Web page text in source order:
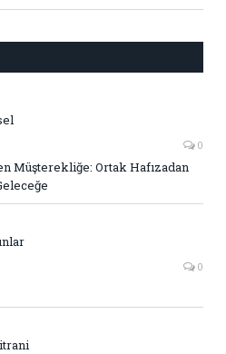
0
Müşterekliğe: Ortak Hafızadan
0